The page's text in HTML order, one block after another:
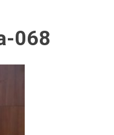
068